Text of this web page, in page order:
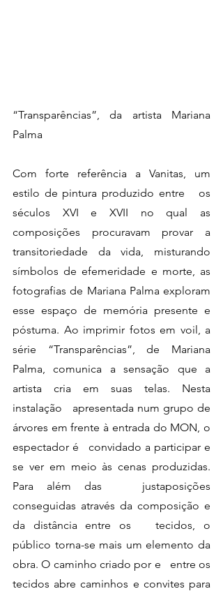
“Transparências”, da artista Mariana
Palma
Com forte referência a Vanitas, um
estilo de pintura produzido entre   os
séculos XVI e XVII no qual as
composições procuravam provar a
transitoriedade da vida, misturando
símbolos de efemeridade e morte, as
fotografias de Mariana Palma exploram
esse espaço de memória presente e
póstuma. Ao imprimir fotos em voil, a
série “Transparências”, de Mariana
Palma, comunica a sensação que a
artista cria em suas telas. Nesta
instalação   apresentada num grupo de
árvores em frente à entrada do MON, o
espectador é   convidado a participar e
se ver em meio às cenas produzidas.
Para além das   justaposições
conseguidas através da composição e
da distância entre os   tecidos, o
público torna-se mais um elemento da
obra. O caminho criado por e   entre os
tecidos abre caminhos e convites para